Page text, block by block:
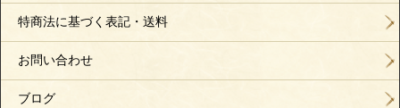
特商法に基づく表記・送料
お問い合わせ
ブログ